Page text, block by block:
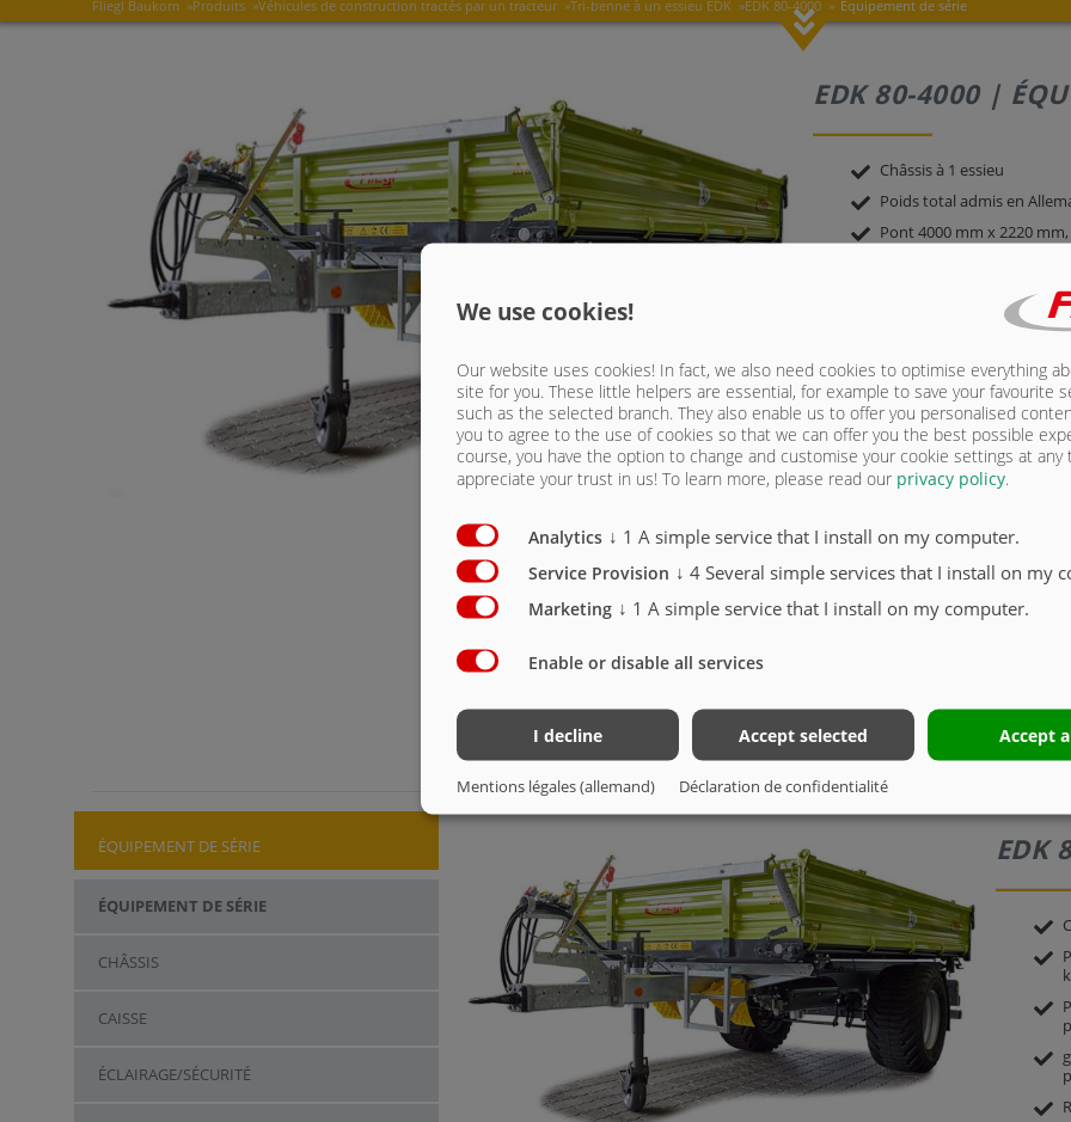
Fliegl Baukom »Produits »Véhicules de construction tractés par un tracteur »Tri-benne à un essieu EDK »EDK 80-4000 » Équipement de série
EDK 80-4000 |
Châssis à 1 essieu
Poids total admis en
Pont 4000 mm x 2220
caoutchouc
guidé dans un profil
Ridelle de fond 4000 mm
et à l’arrière et
acier (sablées, colorées
Châssis porteur en
1 essieu de freinage,
Frein à inertie - retour
Œillet de traction DIN 40 (Ø
Pneumatiques 385/65-
Variante 25 km/h pour
Roue porteuse lourde,
Vérin de bennage 4
2 feux 5 fonctions sans
ÉQUIPEMENT DE SÉRIE
ÉQUIPEMENT DE SÉRIE
CHÂSSIS
CAISSE
ÉCLAIRAGE/SÉCURITÉ
EDK
We use cookies!
Our website uses cookies! In fact, we also need cookies to optimise everything
site for you. These little helpers are essential, for example to save your favourite
such as the selected branch. They also enable us to offer you personalised
you to agree to the use of cookies so that we can offer you the best possible
course, you have the option to change and customise your cookie settings at any
appreciate your trust in us! To learn more, please read our privacy policy.
Analytics ↓ 1 A simple service that I install on my computer.
Service Provision ↓ 4 Several simple services that I install on my
Marketing ↓ 1 A simple service that I install on my computer.
Enable or disable all services
I decline Accept selected Accept
Mentions légales (allemand) Déclaration de confidentialité